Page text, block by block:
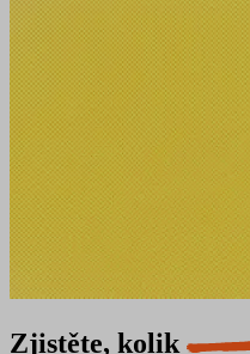
Zjistěte, kolik